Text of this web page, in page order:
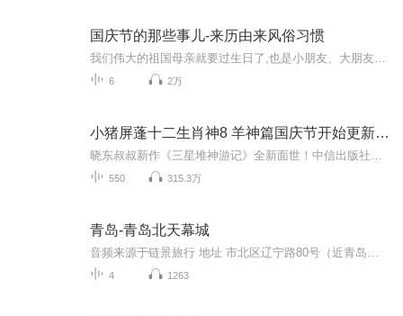
国庆节的那些事儿-来历由来风俗习惯
6 2万
小猪屏蓬十二生肖神8 羊神篇国庆节开始更新啦！
550 315.3万
青岛-青岛北天幕城
4 1263